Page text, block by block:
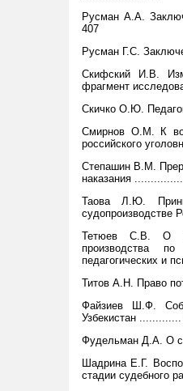
Русман А.А.
407
Русман Г.С.
Скифский И.В.
фрагмент
Скичко О.Ю.
Смирнов О.М. К
российского
Степашин В.М.
наказания
Таова Л.Ю.
судопроизводстве
Тетюев С.В. О
производства
педагогических и
Титов А.Н. Право
Файзиев Ш.Ф.
Узбекистан
Фудельман Д.А. О
Шадрина Е.Г.
стадии судебного